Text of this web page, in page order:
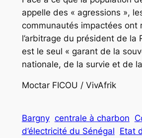
appelle des « agressions »,
communautés impactées ont
l’arbitrage du président de la
est le seul « garant de la
nationale, de la survie et de
Moctar FICOU / VivAfrik
Bargny centrale à charbon
d’électricité du Sénégal Etat